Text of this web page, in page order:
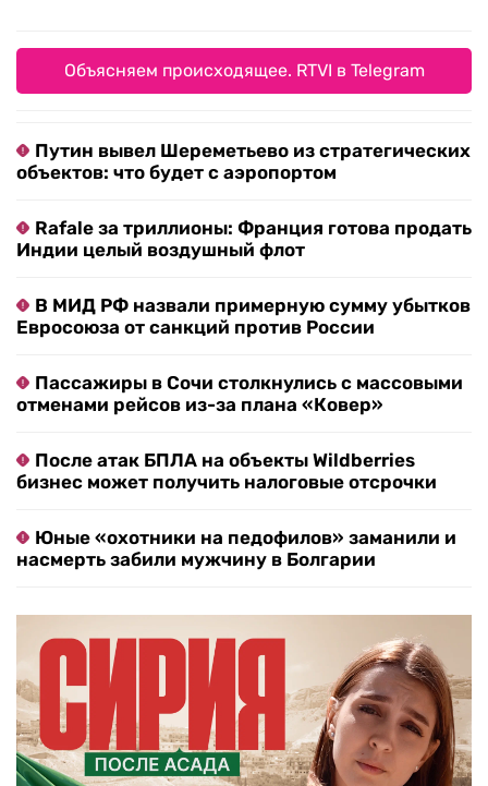
Объясняем происходящее. RTVI в Telegram
Путин вывел Шереметьево из стратегических
объектов: что будет с аэропортом
Rafale за триллионы: Франция готова продать
Индии целый воздушный флот
В МИД РФ назвали примерную сумму убытков
Евросоюза от санкций против России
Пассажиры в Сочи столкнулись с массовыми
отменами рейсов из-за плана «Ковер»
После атак БПЛА на объекты Wildberries
бизнес может получить налоговые отсрочки
Юные «охотники на педофилов» заманили и
насмерть забили мужчину в Болгарии